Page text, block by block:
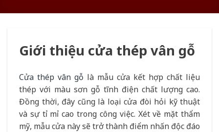
Giới thiệu cửa thép vân gỗ
Cửa thép vân gỗ là mẫu cửa kết hợp chất liệu
thép với màu sơn gỗ tĩnh điện chất lượng cao.
Đồng thời, đây cũng là loại cửa đòi hỏi kỹ thuật
và sự tỉ mỉ cao trong công việc. Xét về mặt thẩm
mỹ, mẫu cửa này sẽ trở thành điểm nhấn độc đáo